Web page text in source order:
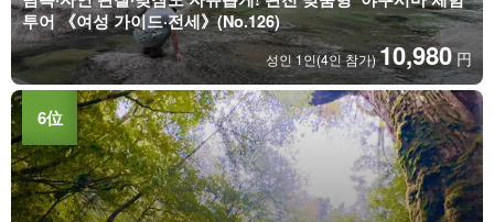
투어 《여성 가이드·전세》(No.126)
성인 1인(4인 참가)10,980 円